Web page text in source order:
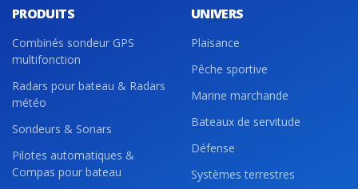
PRODUITS
Combinés sondeur GPS
multifonction
Radars pour bateau & Radars
météo
Sondeurs & Sonars
Pilotes automatiques &
Compas pour bateau
UNIVERS
Plaisance
Pêche sportive
Marine marchande
Bateaux de servitude
Défense
Systèmes terrestres